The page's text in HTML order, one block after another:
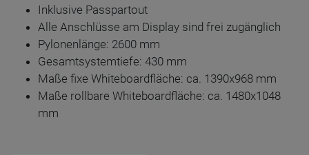
Inklusive Passpartout
Alle Anschlüsse am Display sind frei zugänglich
Pylonenlänge: 2600 mm
Gesamtsystemtiefe: 430 mm
Maße fixe Whiteboardfläche: ca. 1390x968 mm
Maße rollbare Whiteboardfläche: ca. 1480x1048
mm